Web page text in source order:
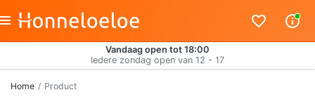
Vandaag open tot 18:00
Iedere zondag open van 12 - 17
Home
Product